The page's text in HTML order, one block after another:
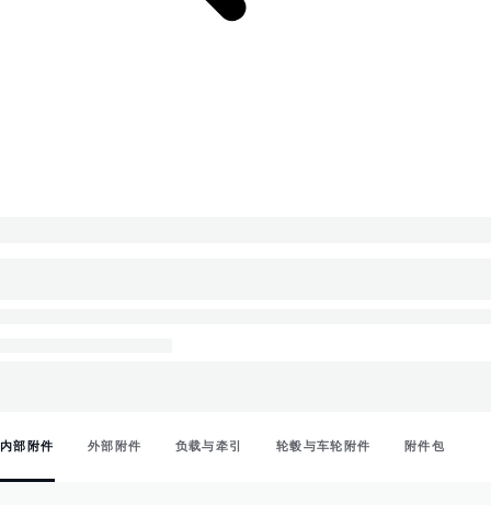
内部附件 外部附件 负载与牵引 轮毂与车轮附件 附件包